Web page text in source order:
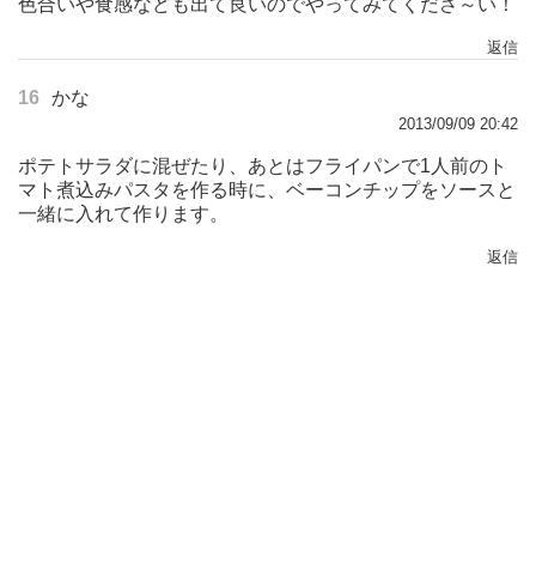
返信
16 かな
2013/09/09 20:42
ポテトサラダに混ぜたり、あとはフライパンで1人前のト
マト煮込みパスタを作る時に、ベーコンチップをソースと
一緒に入れて作ります。
返信